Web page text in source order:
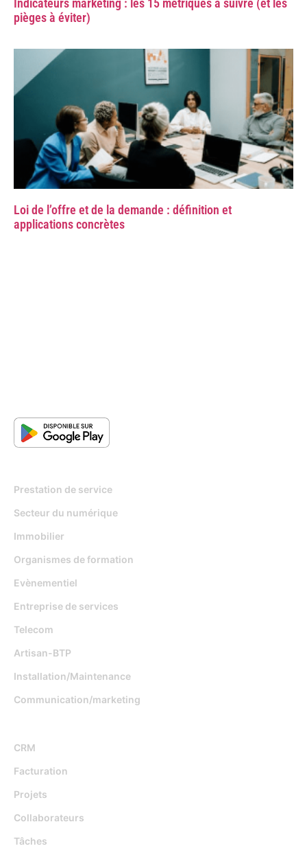
pièges à éviter)
Loi de l’offre et de la demande : définition et
applications concrètes
Prestation de service
Secteur du numérique
Immobilier
Organismes de formation
Evènementiel
Entreprise de services
Telecom
Artisan-BTP
Installation/Maintenance
Communication/marketing
CRM
Facturation
Projets
Collaborateurs
Tâches